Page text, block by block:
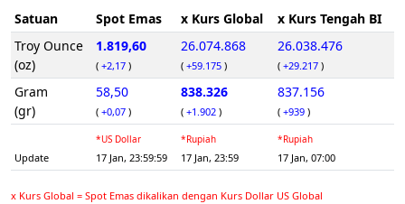
Satuan Spot Emas x Kurs Global
x Kurs Tengah BI
Troy Ounce
(oz)
1.819,60
( +2,17 )
26.074.868
( +59.175 )
26.038.476
( +29.217 )
Gram
(gr)
58,50
( +0,07 )
838.326
( +1.902 )
837.156
( +939 )
Update
*US Dollar
17 Jan, 23:59:59
*Rupiah
17 Jan, 23:59
*Rupiah
17 Jan, 07:00
x Kurs Global = Spot Emas dikalikan dengan Kurs Dollar US Global